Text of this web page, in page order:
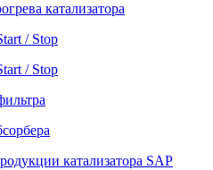
катализатора
/ Stop
/ Stop
катализатора SAP